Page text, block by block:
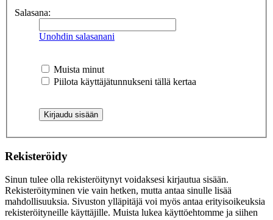
Salasana:
Unohdin salasanani
Muista minut
Piilota käyttäjätunnukseni tällä kertaa
Rekisteröidy
Sinun tulee olla rekisteröitynyt voidaksesi kirjautua sisään.
Rekisteröityminen vie vain hetken, mutta antaa sinulle lisää
mahdollisuuksia. Sivuston ylläpitäjä voi myös antaa erityisoikeuksia
rekisteröityneille käyttäjille. Muista lukea käyttöehtomme ja siihen